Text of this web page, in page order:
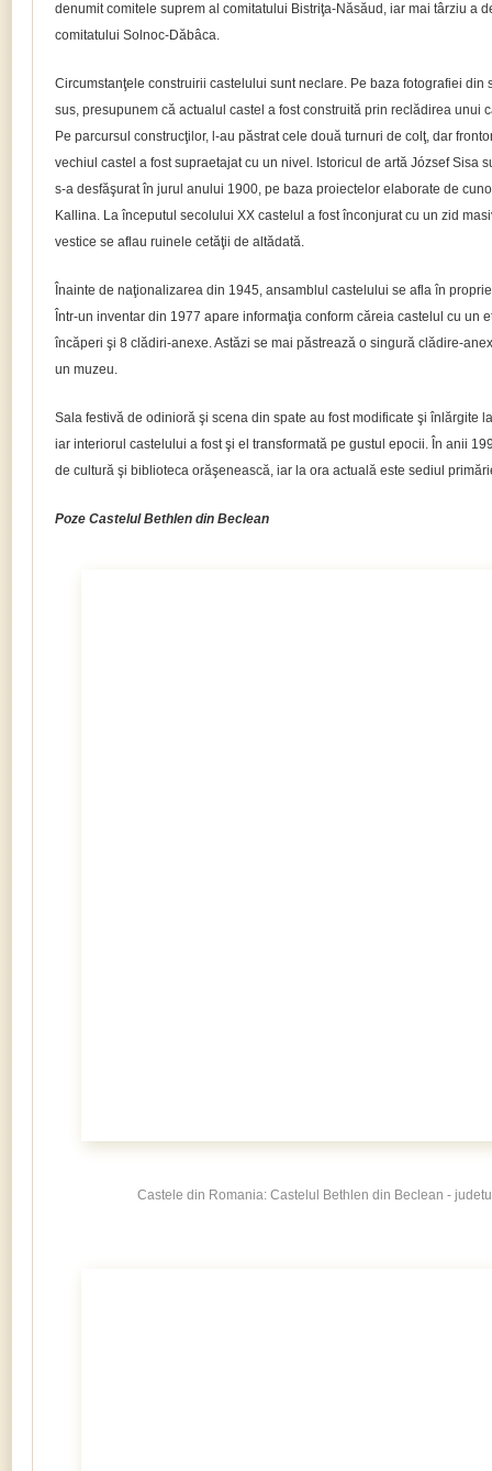
denumit comitele suprem al comitatului Bistriţa-Năsăud, iar mai târziu a
comitatului Solnoc-Dăbâca.
Circumstanţele construirii castelului sunt neclare. Pe baza fotografiei din
sus, presupunem că actualul castel a fost construită prin reclădirea unui
Pe parcursul construcţilor, l-au păstrat cele două turnuri de colţ, dar
vechiul castel a fost supraetajat cu un nivel. Istoricul de artă József Sisa
s-a desfăşurat în jurul anului 1900, pe baza proiectelor elaborate de
Kallina. La începutul secolului XX castelul a fost înconjurat cu un zid
vestice se aflau ruinele cetăţii de altădată.
Înainte de naţionalizarea din 1945, ansamblul castelului se afla în
Într-un inventar din 1977 apare informaţia conform căreia castelul cu un
încăperi şi 8 clădiri-anexe. Astăzi se mai păstrează o singură clădire-
un muzeu.
Sala festivă de odinioră şi scena din spate au fost modificate şi înlărgite
iar interiorul castelului a fost şi el transformată pe gustul epocii. În anii
de cultură şi biblioteca orăşenească, iar la ora actuală este sediul
Poze Castelul Bethlen din Beclean
Castele din Romania: Castelul Bethlen din Beclean -